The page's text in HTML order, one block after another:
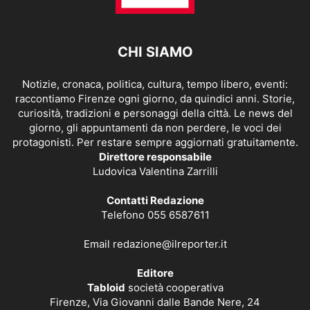
CHI SIAMO
Notizie, cronaca, politica, cultura, tempo libero, eventi:
raccontiamo Firenze ogni giorno, da quindici anni. Storie,
curiosità, tradizioni e personaggi della città. Le news del
giorno, gli appuntamenti da non perdere, le voci dei
protagonisti. Per restare sempre aggiornati gratuitamente.
Direttore responsabile
Ludovica Valentina Zarrilli
Contatti Redazione
Telefono 055 6587611
Email redazione@ilreporter.it
Editore
Tabloid società cooperativa
Firenze, Via Giovanni dalle Bande Nere, 24